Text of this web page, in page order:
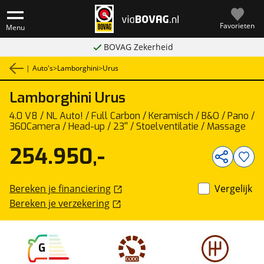
Menu Favorieten
BOVAG Zekerheid
| Auto's>Lamborghini>Urus
Lamborghini Urus
4.0 V8 / NL Auto! / Full Carbon / Keramisch / B&O / Pano /
360Camera / Head-up / 23'' / Stoelventilatie / Massage
G
254.950,-
Bereken je financiering
Bereken je verzekering
Vergelijk